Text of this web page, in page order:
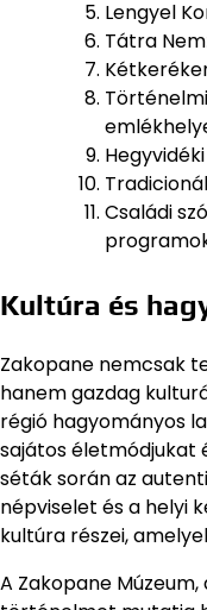
Lengyel
Tátra
Családi
Kultúra és
Zakopane nemcsak
hanem gazdag
régió hagyományos
sajátos életmódjukat
séták során az
népviselet és a helyi
kultúra részei,
A Zakopane